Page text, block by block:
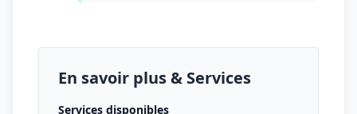
En savoir plus & Services
Services disponibles